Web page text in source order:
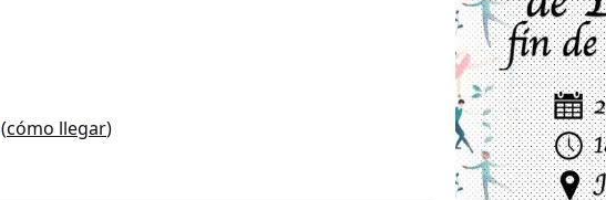
(cómo llegar)